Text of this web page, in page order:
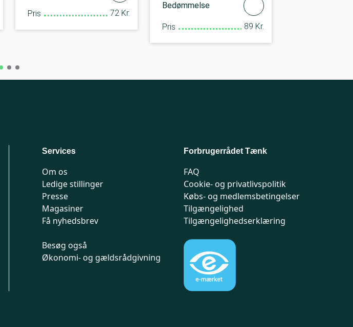
Pris 72 Kr.
Bedømmelse
Pris 89 Kr.
Services
Om os
Ledige stillinger
Presse
Magasiner
Få nyhedsbrev
Besøg også
Økonomi- og gældsrådgivning
Forbrugerrådet Tænk
FAQ
Cookie- og privatlivspolitik
Købs- og medlemsbetingelser
Tilgængelighed
Tilgængelighedserklæring